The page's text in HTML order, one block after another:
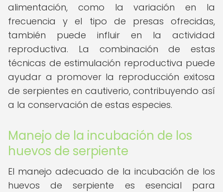
alimentación, como la variación en la
frecuencia y el tipo de presas ofrecidas,
también puede influir en la actividad
reproductiva. La combinación de estas
técnicas de estimulación reproductiva puede
ayudar a promover la reproducción exitosa
de serpientes en cautiverio, contribuyendo así
a la conservación de estas especies.
Manejo de la incubación de los
huevos de serpiente
El manejo adecuado de la incubación de los
huevos de serpiente es esencial para